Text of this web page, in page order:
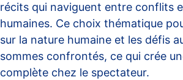
récits qui naviguent entre conflits
humaines. Ce choix thématique
sur la nature humaine et les défis
sommes confrontés, ce qui crée
complète chez le spectateur.